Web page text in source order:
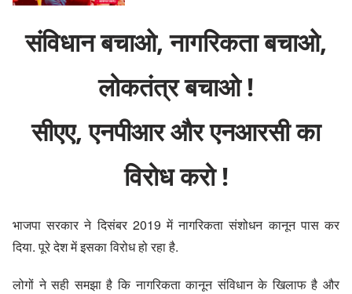
संविधान बचाओ, नागरिकता बचाओ,
लोकतंत्र बचाओ !
सीएए, एनपीआर और एनआरसी का
विरोध करो !
भाजपा सरकार ने दिसंबर 2019 में नागरिकता संशोधन कानून पास कर
दिया. पूरे देश में इसका विरोध हो रहा है.
लोगों ने सही समझा है कि नागरिकता कानून संविधान के खिलाफ है और